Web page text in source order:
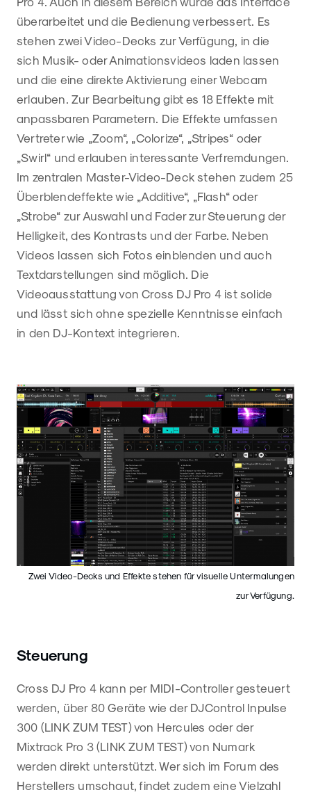
überarbeitet und die Bedienung verbessert. Es
stehen zwei Video-Decks zur Verfügung, in die
sich Musik- oder Animationsvideos laden lassen
und die eine direkte Aktivierung einer Webcam
erlauben. Zur Bearbeitung gibt es 18 Effekte mit
anpassbaren Parametern. Die Effekte umfassen
Vertreter wie „Zoom“, „Colorize“, „Stripes“ oder
„Swirl“ und erlauben interessante Verfremdungen.
Im zentralen Master-Video-Deck stehen zudem 25
Überblendeffekte wie „Additive“, „Flash“ oder
„Strobe“ zur Auswahl und Fader zur Steuerung der
Helligkeit, des Kontrasts und der Farbe. Neben
Videos lassen sich Fotos einblenden und auch
Textdarstellungen sind möglich. Die
Videoausstattung von Cross DJ Pro 4 ist solide
und lässt sich ohne spezielle Kenntnisse einfach
in den DJ-Kontext integrieren.
Zwei Video-Decks und Effekte stehen für visuelle Untermalungen
zur Verfügung.
Steuerung
Cross DJ Pro 4 kann per MIDI-Controller gesteuert
werden, über 80 Geräte wie der DJControl Inpulse
300 (LINK ZUM TEST) von Hercules oder der
Mixtrack Pro 3 (LINK ZUM TEST) von Numark
werden direkt unterstützt. Wer sich im Forum des
Herstellers umschaut, findet zudem eine Vielzahl